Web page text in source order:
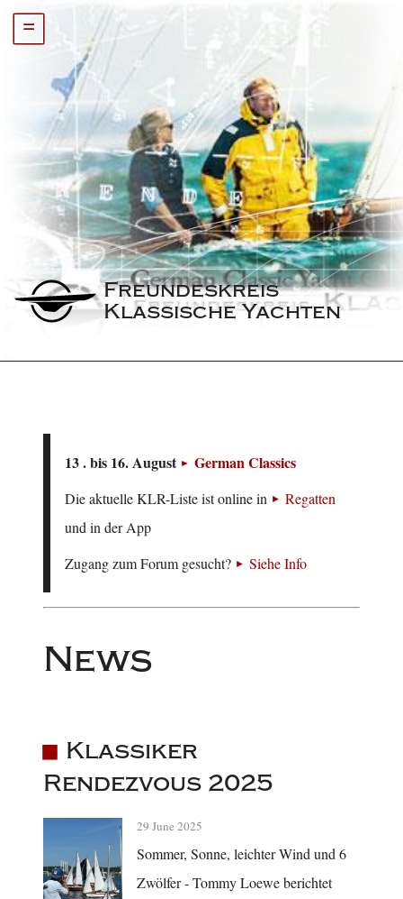
=
Freundeskreis
Klassische Yachten
13 . bis 16. August German Classics
Die aktuelle KLR-Liste ist online in
Regatten
und in der App
Zugang zum Forum gesucht?
Siehe Info
News
Klassiker
Rendezvous 2025
29 June 2025
Sommer, Sonne, leichter Wind und 6
Zwölfer - Tommy Loewe berichtet